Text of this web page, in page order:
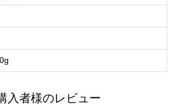
入者様のレビュー